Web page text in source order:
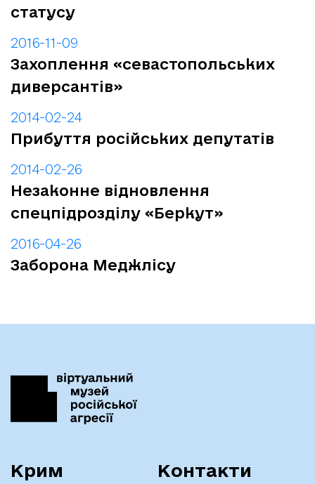
статусу
2016-11-09
Захоплення «севастопольських
диверсантів»
2014-02-24
Прибуття російських депутатів
2014-02-26
Незаконне відновлення
спецпідрозділу «Беркут»
2016-04-26
Заборона Меджлісу
Крим Контакти